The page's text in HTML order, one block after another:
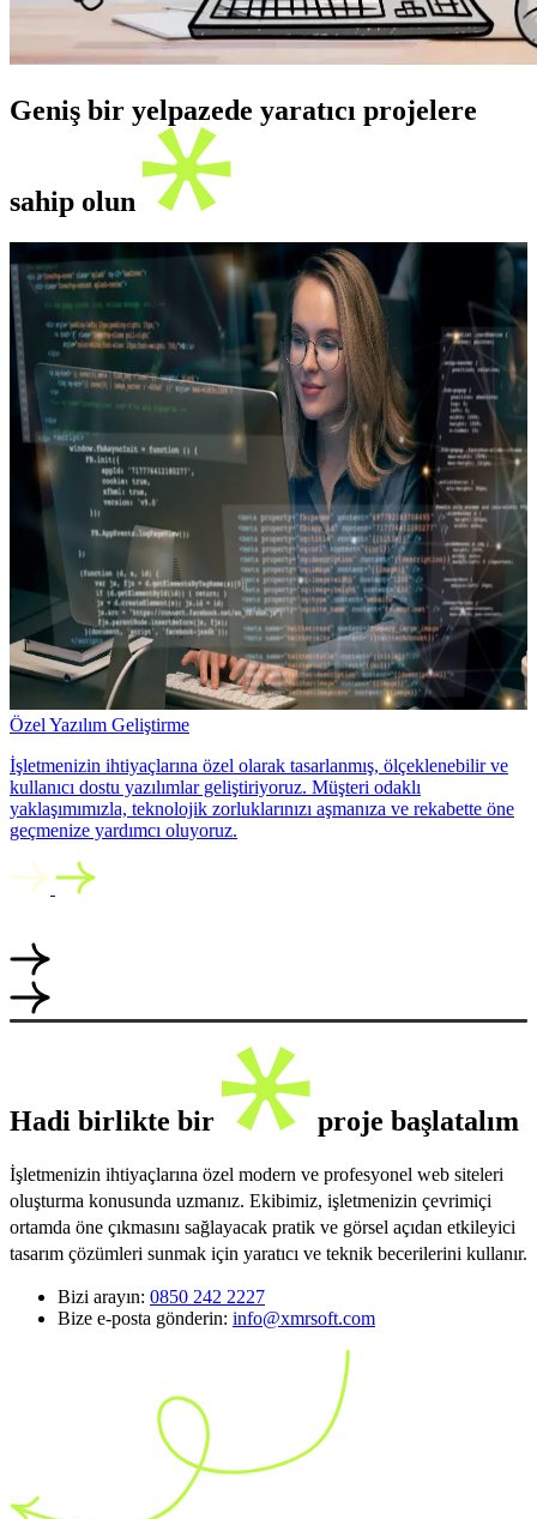
Geniş bir yelpazede yaratıcı projelere
sahip olun
Özel Yazılım Geliştirme
İşletmenizin ihtiyaçlarına özel olarak tasarlanmış, ölçeklenebilir ve
kullanıcı dostu yazılımlar geliştiriyoruz. Müşteri odaklı
yaklaşımımızla, teknolojik zorluklarınızı aşmanıza ve rekabette öne
geçmenize yardımcı oluyoruz.
Hadi birlikte bir proje başlatalım
İşletmenizin ihtiyaçlarına özel modern ve profesyonel web siteleri
oluşturma konusunda uzmanız. Ekibimiz, işletmenizin çevrimiçi
ortamda öne çıkmasını sağlayacak pratik ve görsel açıdan etkileyici
tasarım çözümleri sunmak için yaratıcı ve teknik becerilerini kullanır.
Bizi arayın: 0850 242 2227
Bize e-posta gönderin: info@xmrsoft.com